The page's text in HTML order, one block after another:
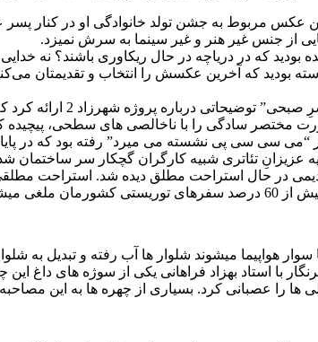
عکس مربوط به جشن تولد خانوادگی او در کنار
از جنس غیر هنر و غیر سینما به سرش نمیزد.
بودید که در دریاچه در حال ریکاوری باشند؟ نه
بودید که آخرین عکسش را انتخاب و تقدیمتان
ترانه
مختصر سادگی را با ناخالصی های سطحی،
“می سی سی پی نشسته می میرد” رفته بود که در
عزیزانِ تئاتری شبیه کارگران گچکار سر ساختمان
در حال استراحت مطلق دیده شد. استراحت
ملغی میشد.
هواپیما میشوند شلوار ها آب رفته و تبدیل به
با استاد بهزاد فراهانی یکی از سوژه های داغ
ها را عصبانی کرد. بسیاری از چهره ها به این